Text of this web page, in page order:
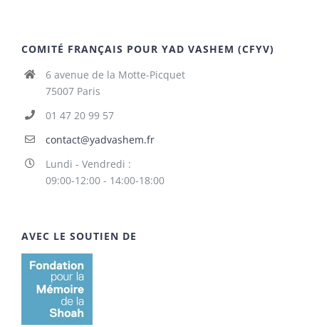
COMITÉ FRANÇAIS POUR YAD VASHEM (CFYV)
6 avenue de la Motte-Picquet
75007 Paris
01 47 20 99 57
contact@yadvashem.fr
Lundi - Vendredi :
09:00-12:00 - 14:00-18:00
AVEC LE SOUTIEN DE